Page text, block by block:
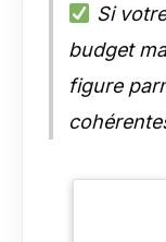
Si
budget
figure